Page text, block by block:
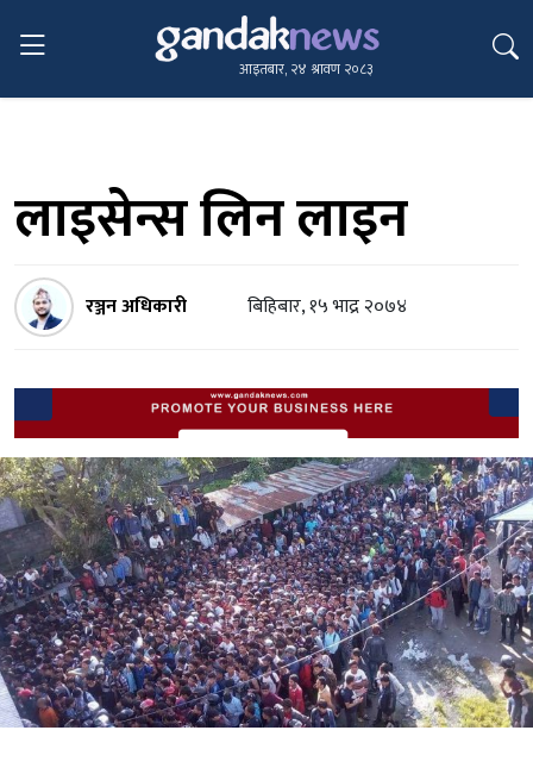
आइतबार, २४ श्रावण २०८३
लाइसेन्स लिन लाइन
रञ्जन अधिकारी बिहिबार, १५ भाद्र २०७४